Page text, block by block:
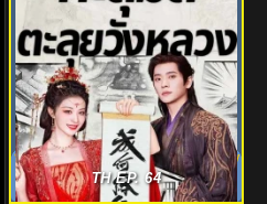
ทะลุมิติตะลุยวังหลวง (2026) How
Dare You!? พากย์ไทย EP.1-32
TH EP. 64